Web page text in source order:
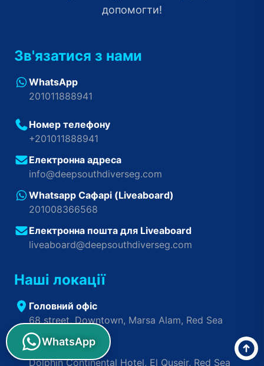
допомогти!
Зв'язатися з нами
WhatsApp
201011888941
Номер телефону
+201011888941
Електронна адреса
info@deepsouthdiverseg.com
Whatsapp Сафарі (Liveaboard)
201008366568
Електронна пошта для Liveaboard
liveaboard@deepsouthdiverseg.com
Наші локації
Головний офіс
68 street, Downtown, Marsa Alam, Red Sea
Дайв-центр
Dolphin Continental Hotel, El Quseir, Red Sea
WhatsApp